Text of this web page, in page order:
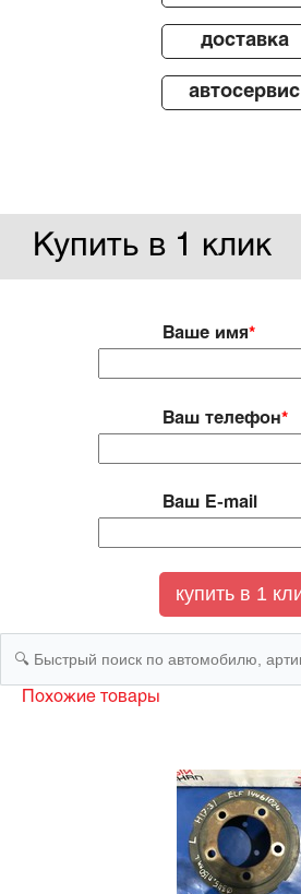
доставка
автосервис
Купить в 1 клик
Ваше имя*
Ваш телефон*
Ваш E-mail
Похожие товары